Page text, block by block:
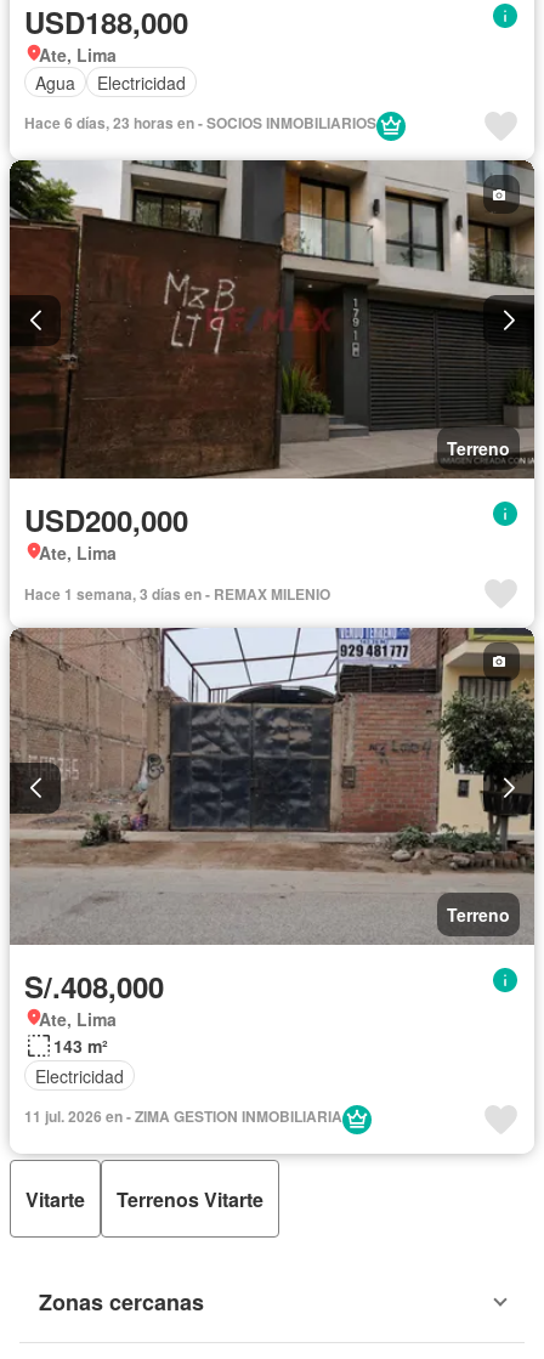
USD188,000
Ate, Lima
Agua
Electricidad
Hace 6 días, 23 horas en - SOCIOS INMOBILIARIOS
Terreno
USD200,000
Ate, Lima
Hace 1 semana, 3 días en - REMAX MILENIO
Terreno
S/.408,000
Ate, Lima
143 m²
Electricidad
11 jul. 2026 en - ZIMA GESTION INMOBILIARIA
Vitarte Terrenos Vitarte
Zonas cercanas